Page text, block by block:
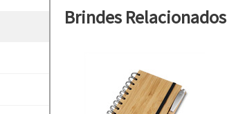
Brindes Relacionados